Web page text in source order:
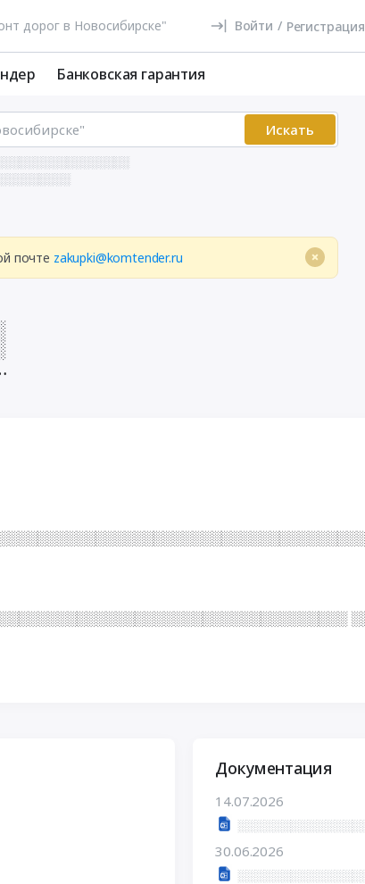
Войти / Регистрация
Банковская гарантия
Искать
почте zakupki@komtender.ru
Документация
14.07.2026
30.06.2026